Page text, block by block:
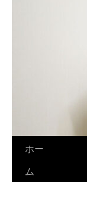
ホー
ム